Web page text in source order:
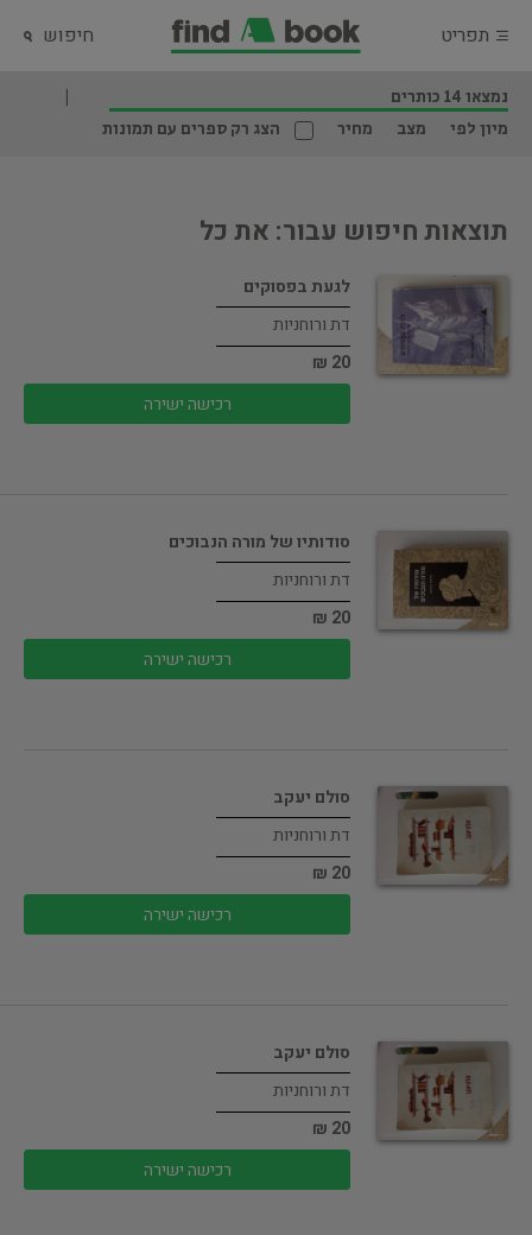
תפריט חיפוש
נמצאו 14 כותרים
מיון לפי
מצב מחיר הצג רק ספרים עם תמונות
תוצאות חיפוש עבור: את כל
לגעת בפסוקים
דת ורוחניות
20 ₪
רכישה ישירה
סודותיו של מורה הנבוכים
דת ורוחניות
20 ₪
רכישה ישירה
סולם יעקב
דת ורוחניות
20 ₪
רכישה ישירה
סולם יעקב
דת ורוחניות
20 ₪
רכישה ישירה